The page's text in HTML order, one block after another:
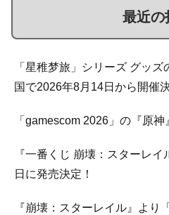
最近の
「星稚梦旅」シリーズ グッ
国で2026年8月14日から開催
「gamescom 2026」の『原
『一番くじ 崩壊：スターレ
日に発売決定！
『崩壊：スターレイル』より